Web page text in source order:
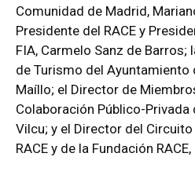
Comunidad de Madrid,
Presidente del RACE y
FIA, Carmelo Sanz de Barros;
de Turismo del Ayuntamiento
Maíllo; el Director de
Colaboración Público-Privada
Vilcu; y el Director del
RACE y de la Fundación